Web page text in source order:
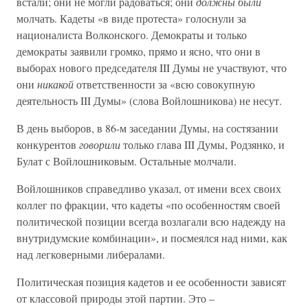
молчать. Кадеты «в виде протеста» голоснули за
националиста Волконского. Демократы и только
демократы заявили громко, прямо и ясно, что они в
выборах нового председателя III Думы не участвуют, что
они никакойответственности за «всю совокупную
деятельность III Думы» (слова Войлошникова) не несут.
В день выборов, в 86-м заседании Думы, на состязании
конкурентов говорилитолько глава III Думы, Родзянко, и
Булат с Войлошниковым. Остальные молчали.
Войлошников справедливо указал, от имени всех своих
коллег по фракции, что кадеты «по особенностям своей
политической позиции всегда возлагали всю надежду на
внутридумские комбинации», и посмеялся над ними, как
над легковерными либералами.
Политическая позиция кадетов и ее особенности зависят
от классовой природы этой партии. Это –